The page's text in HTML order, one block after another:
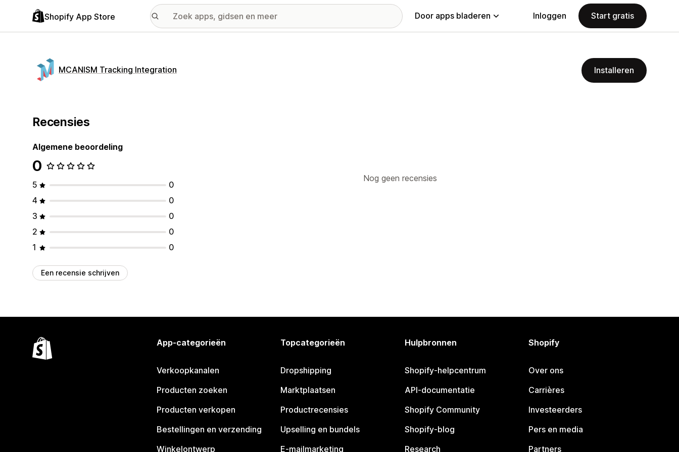
Shopify App Store Door apps bladeren Inloggen Start gratis
MCANISM Tracking Integration Installeren
Recensies
Algemene beoordeling
0
5
0
4
0
3
0
2
0
1
0
Een recensie schrijven
Nog geen recensies
App-categorieën
Verkoopkanalen
Producten zoeken
Producten verkopen
Bestellingen en verzending
Winkelontwerp
Topcategorieën
Dropshipping
Marktplaatsen
Productrecensies
Upselling en bundels
E-mailmarketing
Hulpbronnen
Shopify-helpcentrum
API-documentatie
Shopify Community
Shopify-blog
Research
Shopify
Over ons
Carrières
Investeerders
Pers en media
Partners